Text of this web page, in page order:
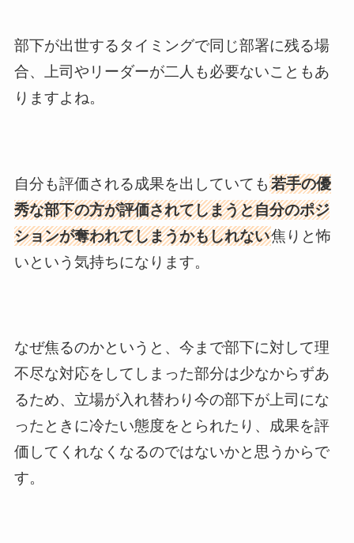
部下が出世するタイミングで同じ部署に残る場
合、上司やリーダーが二人も必要ないこともあ
りますよね。
自分も評価される成果を出していても 若手の優
秀な部下の方が評価されてしまうと自分のポジ
ションが奪われてしまうかもしれない焦りと怖
いという気持ちになります。
なぜ焦るのかというと、今まで部下に対して理
不尽な対応をしてしまった部分は少なからずあ
るため、立場が入れ替わり今の部下が上司にな
ったときに冷たい態度をとられたり、成果を評
価してくれなくなるのではないかと思うからで
す。